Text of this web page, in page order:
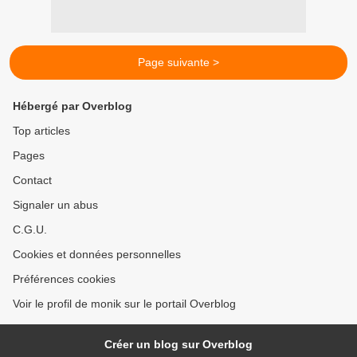
Page suivante >
Hébergé par Overblog
Top articles
Pages
Contact
Signaler un abus
C.G.U.
Cookies et données personnelles
Préférences cookies
Voir le profil de monik sur le portail Overblog
Créer un blog sur Overblog